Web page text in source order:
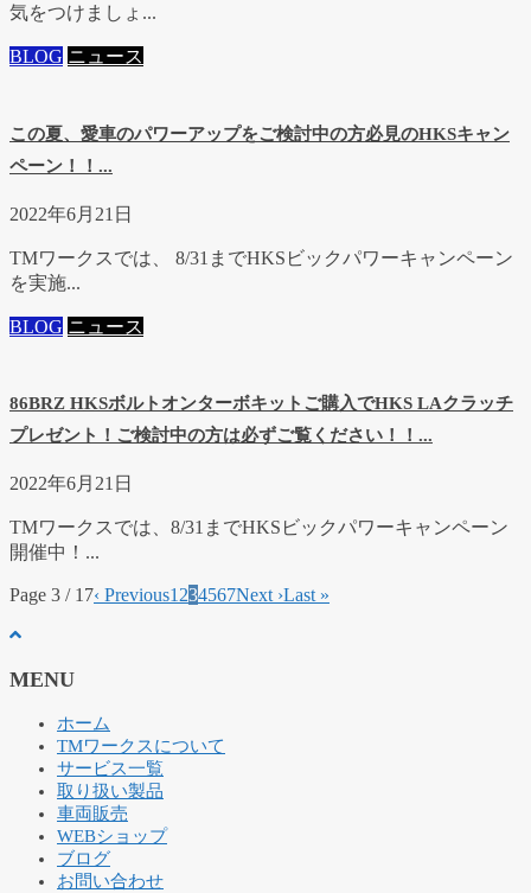
気をつけましょ...
BLOG ニュース
この夏、愛車のパワーアップをご検討中の方必見のHKSキャン
ペーン！！...
2022年6月21日
TMワークスでは、 8/31までHKSビックパワーキャンペーン
を実施...
BLOG ニュース
86BRZ HKSボルトオンターボキットご購入でHKS LAクラッチ
プレゼント！ご検討中の方は必ずご覧ください！！...
2022年6月21日
TMワークスでは、8/31までHKSビックパワーキャンペーン
開催中！...
Page 3 / 17‹ Previous1 234567Next ›Last »
MENU
ホーム
TMワークスについて
サービス一覧
取り扱い製品
車両販売
WEBショップ
ブログ
お問い合わせ